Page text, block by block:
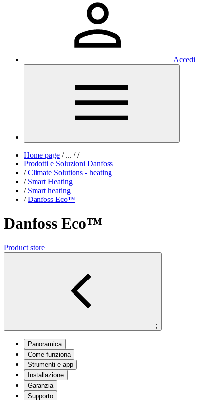
Accedi
Home page /... / /
Prodotti e Soluzioni Danfoss
/ Climate Solutions - heating
/ Smart Heating
/ Smart heating
/ Danfoss Eco™
Danfoss Eco™
Product store
;
Panoramica
Come funziona
Strumenti e app
Installazione
Garanzia
Supporto